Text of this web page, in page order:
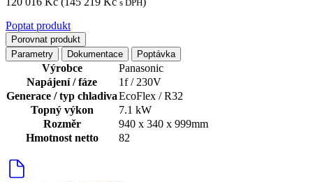
s DPH
Poptat produkt
Porovnat produkt
Parametry
Dokumentace Poptávka
Výrobce
Panasonic
Napájení / fáze
1f / 230V
Generace / typ chladivaEcoFlex / R32
Topný výkon
7.1 kW
Rozměr
940 x 340 x 999mm
Hmotnost netto
82